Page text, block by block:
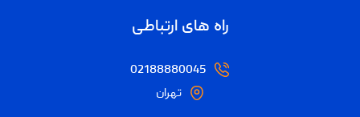
راه های ارتباطی
02188880045
تهران